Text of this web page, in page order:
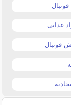
غذایی
فوتبال